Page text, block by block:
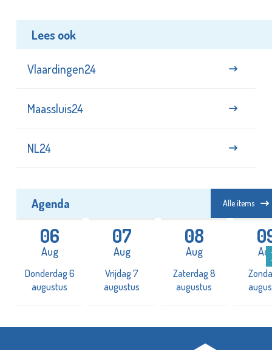
Lees ook
Vlaardingen24
Maassluis24
NL24
Agenda Alle items
06
Aug
Donderdag 6
augustus
07
Aug
Vrijdag 7
augustus
08
Aug
Zaterdag 8
augustus